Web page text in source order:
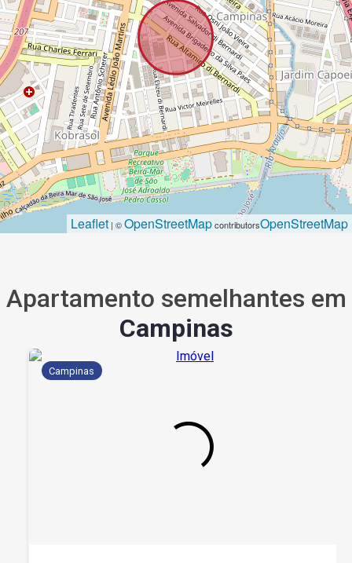
Leaflet | ©OpenStreetMapcontributorsOpenStreetMap
Apartamento semelhantes em
Campinas
Campinas